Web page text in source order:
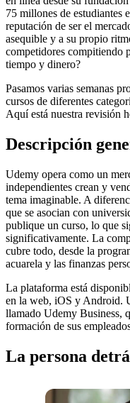
75 millones de estudiantes
reputación de ser el
asequible y a su propio
competidores compitiendo
tiempo y dinero?
Pasamos varias semanas
cursos de diferentes
Aquí está nuestra revisión
Descripción
Udemy opera como un
independientes crean y
tema imaginable. A
que se asocian con
publique un curso, lo que
significativamente. La
cubre todo, desde la
acuarela y las finanzas
La plataforma está
en la web, iOS y Android.
llamado Udemy Business,
formación de sus
La persona